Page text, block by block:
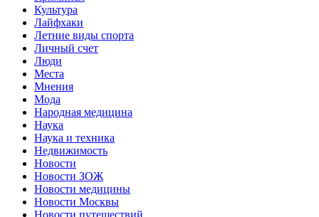
Культура
Лайфхаки
Летние виды спорта
Личный счет
Люди
Места
Мнения
Мода
Народная медицина
Наука
Наука и техника
Недвижимость
Новости
Новости ЗОЖ
Новости медицины
Новости Москвы
Новости путешествий